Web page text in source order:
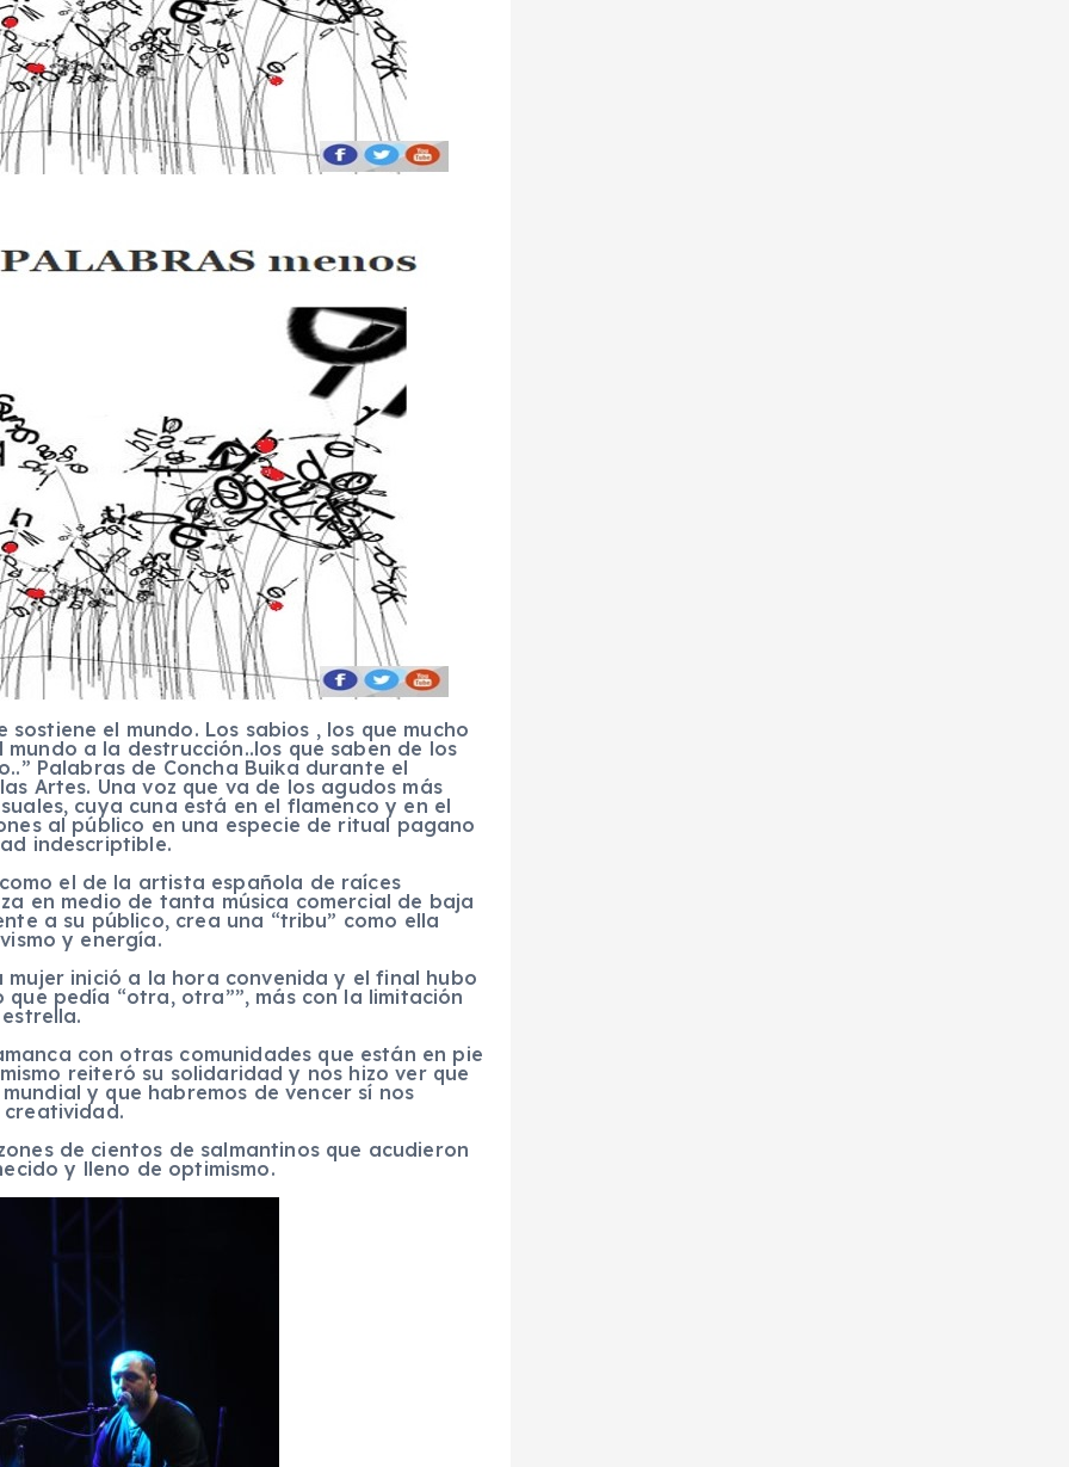
sostiene el mundo. Los sabios , los que mucho
a la destrucción..los que saben de los
Palabras de Concha Buika durante el
Artes. Una voz que va de los agudos más
cuya cuna está en el flamenco y en el
al público en una especie de ritual pagano
indescriptible.
el de la artista española de raíces
en medio de tanta música comercial de baja
a su público, crea una “tribu” como ella
y energía.
inició a la hora convenida y el final hubo
pedía “otra, otra””, más con la limitación
con otras comunidades que están en pie
reiteró su solidaridad y nos hizo ver que
y que habremos de vencer sí nos
de cientos de salmantinos que acudieron
y lleno de optimismo.